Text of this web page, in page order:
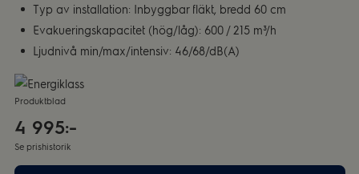
Typ av installation: Inbyggbar fläkt, bredd 60 cm
Evakueringskapacitet (hög/låg): 600 / 215 m³/h
Ljudnivå min/max/intensiv: 46/68/dB(A)
Produktblad
4 995:-
Se prishistorik